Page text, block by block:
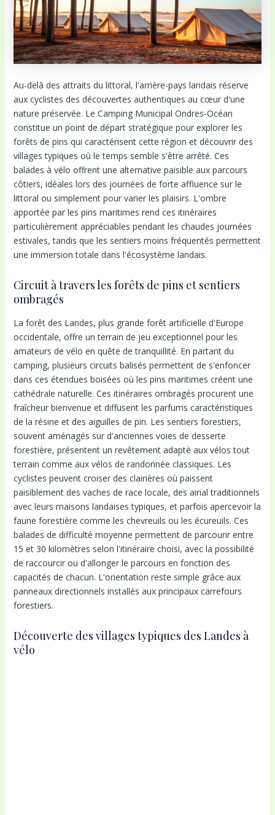
Au-delà des attraits du littoral, l'arrière-pays landais réserve
aux cyclistes des découvertes authentiques au cœur d'une
nature préservée. Le Camping Municipal Ondres-Océan
constitue un point de départ stratégique pour explorer les
forêts de pins qui caractérisent cette région et découvrir des
villages typiques où le temps semble s'être arrêté. Ces
balades à vélo offrent une alternative paisible aux parcours
côtiers, idéales lors des journées de forte affluence sur le
littoral ou simplement pour varier les plaisirs. L'ombre
apportée par les pins maritimes rend ces itinéraires
particulièrement appréciables pendant les chaudes journées
estivales, tandis que les sentiers moins fréquentés permettent
une immersion totale dans l'écosystème landais.
Circuit à travers les forêts de pins et sentiers
ombragés
La forêt des Landes, plus grande forêt artificielle d'Europe
occidentale, offre un terrain de jeu exceptionnel pour les
amateurs de vélo en quête de tranquillité. En partant du
camping, plusieurs circuits balisés permettent de s'enfoncer
dans ces étendues boisées où les pins maritimes créent une
cathédrale naturelle. Ces itinéraires ombragés procurent une
fraîcheur bienvenue et diffusent les parfums caractéristiques
de la résine et des aiguilles de pin. Les sentiers forestiers,
souvent aménagés sur d'anciennes voies de desserte
forestière, présentent un revêtement adapté aux vélos tout
terrain comme aux vélos de randonnée classiques. Les
cyclistes peuvent croiser des clairières où paissent
paisiblement des vaches de race locale, des airial traditionnels
avec leurs maisons landaises typiques, et parfois apercevoir la
faune forestière comme les chevreuils ou les écureuils. Ces
balades de difficulté moyenne permettent de parcourir entre
15 et 30 kilomètres selon l'itinéraire choisi, avec la possibilité
de raccourcir ou d'allonger le parcours en fonction des
capacités de chacun. L'orientation reste simple grâce aux
panneaux directionnels installés aux principaux carrefours
forestiers.
Découverte des villages typiques des Landes à
vélo